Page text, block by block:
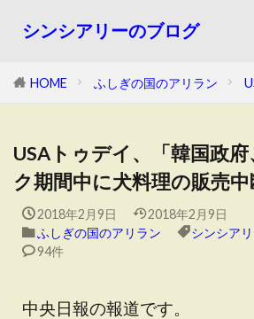
シンシアリーのブログ
HOME ふしぎの国のアリラン
USAトゥデイ、「韓国政
ク期間中に犬料理の販売中
2018年2月9日
2018年2月9日
ふしぎの国のアリラン
シンシア
94件
中央日報の報道です。